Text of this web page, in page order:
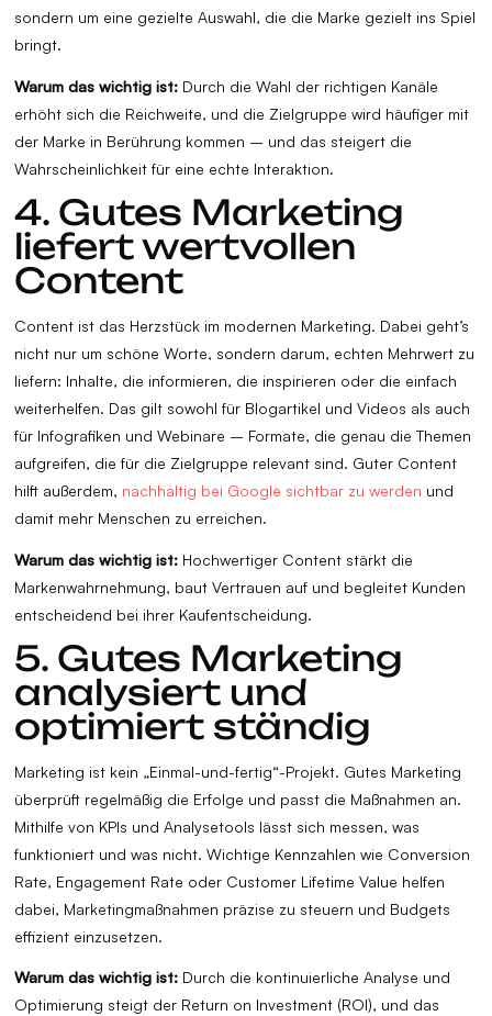
sondern um eine gezielte Auswahl, die die Marke gezielt ins Spiel
bringt.
Warum das wichtig ist:Durch die Wahl der richtigen Kanäle
erhöht sich die Reichweite, und die Zielgruppe wird häufiger mit
der Marke in Berührung kommen – und das steigert die
Wahrscheinlichkeit für eine echte Interaktion.
4. Gutes Marketing
liefert wertvollen
Content
Content ist das Herzstück im modernen Marketing. Dabei geht’s
nicht nur um schöne Worte, sondern darum, echten Mehrwert zu
liefern: Inhalte, die informieren, die inspirieren oder die einfach
weiterhelfen. Das gilt sowohl für Blogartikel und Videos als auch
für Infografiken und Webinare – Formate, die genau die Themen
aufgreifen, die für die Zielgruppe relevant sind. Guter Content
hilft außerdem, nachhaltig bei Google sichtbar zu werden und
damit mehr Menschen zu erreichen.
Warum das wichtig ist:Hochwertiger Content stärkt die
Markenwahrnehmung, baut Vertrauen auf und begleitet Kunden
entscheidend bei ihrer Kaufentscheidung.
5. Gutes Marketing
analysiert und
optimiert ständig
Marketing ist kein „Einmal-und-fertig“-Projekt. Gutes Marketing
überprüft regelmäßig die Erfolge und passt die Maßnahmen an.
Mithilfe von KPIs und Analysetools lässt sich messen, was
funktioniert und was nicht. Wichtige Kennzahlen wie Conversion
Rate, Engagement Rate oder Customer Lifetime Value helfen
dabei, Marketingmaßnahmen präzise zu steuern und Budgets
effizient einzusetzen.
Warum das wichtig ist:Durch die kontinuierliche Analyse und
Optimierung steigt der Return on Investment (ROI), und das